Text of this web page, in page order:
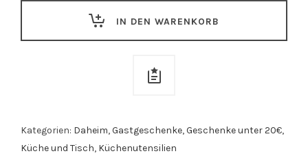
IN DEN WARENKORB
Kategorien: Daheim,Gastgeschenke,Geschenke unter 20€,
Küche und Tisch, Küchenutensilien